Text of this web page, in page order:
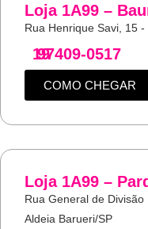
Loja 1A99 –
Rua Henrique Savi, 15
19
97409-0517
COMO CHEGAR
Loja 1A99 –
Rua General de
Aldeia Barueri/SP